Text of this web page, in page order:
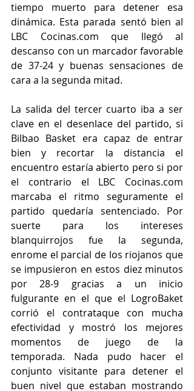
tiempo muerto para detener esa
dinámica. Esta parada sentó bien al
LBC Cocinas.com que llegó al
descanso con un marcador favorable
de 37-24 y buenas sensaciones de
cara a la segunda mitad.
La salida del tercer cuarto iba a ser
clave en el desenlace del partido, si
Bilbao Basket era capaz de entrar
bien y recortar la distancia el
encuentro estaría abierto pero si por
el contrario el LBC Cocinas.com
marcaba el ritmo seguramente el
partido quedaría sentenciado. Por
suerte para los intereses
blanquirrojos fue la segunda,
enrome el parcial de los riojanos que
se impusieron en estos diez minutos
por 28-9 gracias a un inicio
fulgurante en el que el LogroBaket
corrió el contrataque con mucha
efectividad y mostró los mejores
momentos de juego de la
temporada. Nada pudo hacer el
conjunto visitante para detener el
buen nivel que estaban mostrando